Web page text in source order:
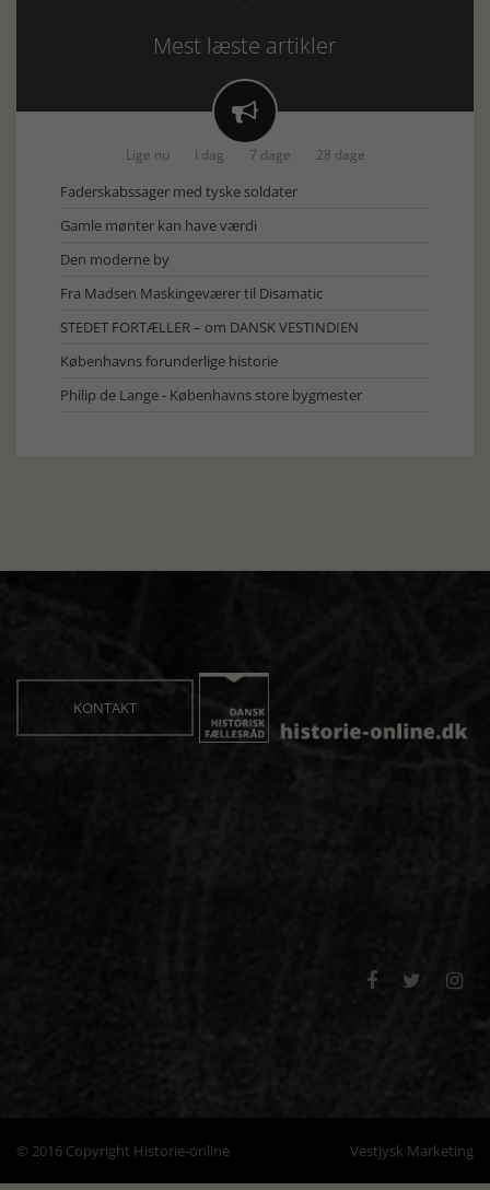
Mest læste artikler

Lige nu I dag 7 dage 28 dage
Faderskabssager med tyske soldater
Gamle mønter kan have værdi
Den moderne by
Fra Madsen Maskingeværer til Disamatic
STEDET FORTÆLLER – om DANSK VESTINDIEN
Københavns forunderlige historie
Philip de Lange - Københavns store bygmester
KONTAKT
  
© 2016 Copyright Historie-online Vestjysk Marketing